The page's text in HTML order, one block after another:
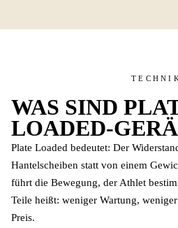
WAS SIND
LOADED-
Plate Loaded bedeutet: Der
Hantelscheiben statt von einem
führt die Bewegung, der Athlet
Teile heißt: weniger Wartung,
Preis.